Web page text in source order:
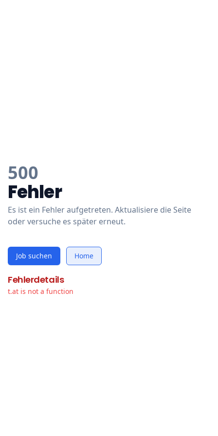
500
Fehler
Es ist ein Fehler aufgetreten. Aktualisiere die Seite
oder versuche es später erneut.
Job suchen Home
Fehlerdetails
t.at is not a function